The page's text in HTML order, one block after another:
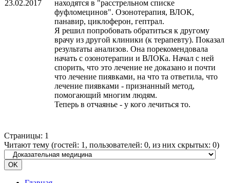
23.02.2017
находятся в "расстрельном списке
фуфломецинов". Озонотерапия, ВЛОК,
панавир, циклоферон, гептрал.
Я решил попробовать обратиться к другому
врачу из другой клиники (к терапевту). Показал
результаты анализов. Она порекомендовала
начать с озонотерапии и ВЛОКа. Начал с ней
спорить, что это лечение не доказано и почти
что лечение пиявками, на что та ответила, что
лечение пиявками - признанный метод,
помогающий многим людям.
Теперь в отчаянье - у кого лечиться то.
Страницы: 1
Читают тему (гостей: 1 , пользователей: 0, из них скрытых: 0)